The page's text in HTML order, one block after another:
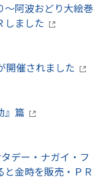
～阿波おどり大絵巻
しました
開催されました
』篇
デー・ナガイ・フ
金時を販売・ＰＲ